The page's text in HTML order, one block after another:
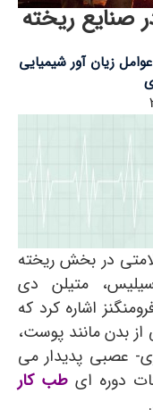
صنایع ریخته
عوامل زیان آور شیمیایی
در بخش ریخته
متیلن دی
اشاره کرد که
از بدن مانند پوست،
عصبی پدیدار می
دوره ای طب کار